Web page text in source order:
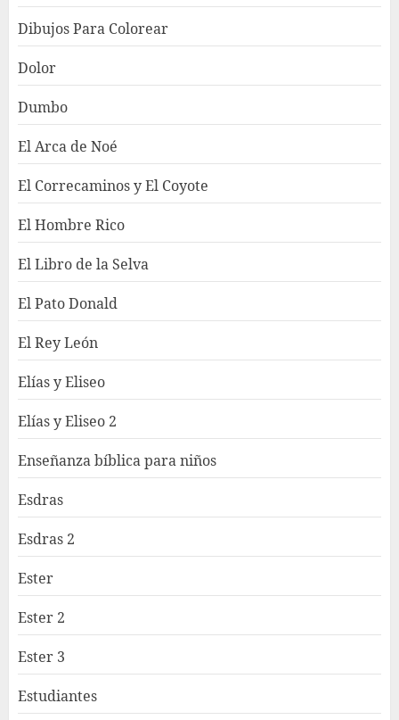
Dibujos Para Colorear
Dolor
Dumbo
El Arca de Noé
El Correcaminos y El Coyote
El Hombre Rico
El Libro de la Selva
El Pato Donald
El Rey León
Elías y Eliseo
Elías y Eliseo 2
Enseñanza bíblica para niños
Esdras
Esdras 2
Ester
Ester 2
Ester 3
Estudiantes